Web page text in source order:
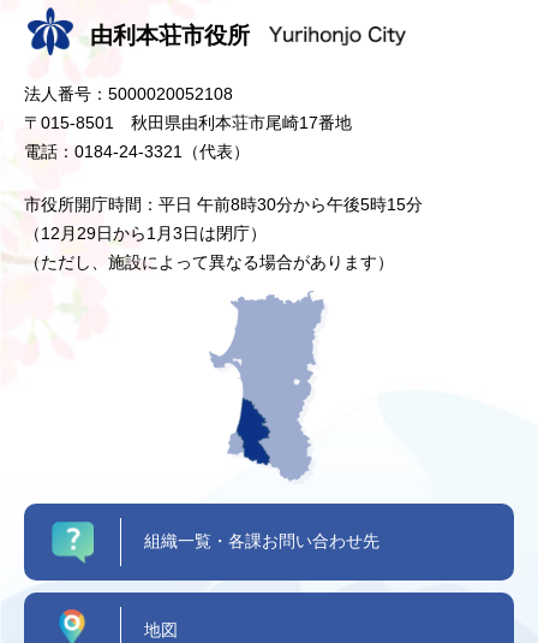
由利本荘市役所
法人番号：5000020052108
〒015-8501 秋田県由利本荘市尾崎17番地
電話：0184-24-3321（代表）
市役所開庁時間：平日 午前8時30分から午後5時15分
（12月29日から1月3日は閉庁）
（ただし、施設によって異なる場合があります）
組織一覧・各課お問い合わせ先
地図